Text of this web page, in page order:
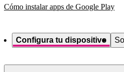
Cómo instalar apps de Google Play
Configura tu dispositivo